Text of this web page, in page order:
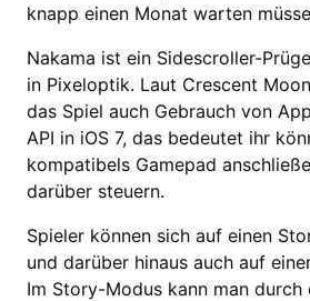
knapp einen Monat warten
Nakama ist ein Sidescroller-
in Pixeloptik. Laut Crescent
das Spiel auch Gebrauch von
API in iOS 7, das bedeutet ihr
kompatibels Gamepad
darüber steuern.
Spieler können sich auf einen
und darüber hinaus auch auf
Im Story-Modus kann man durch